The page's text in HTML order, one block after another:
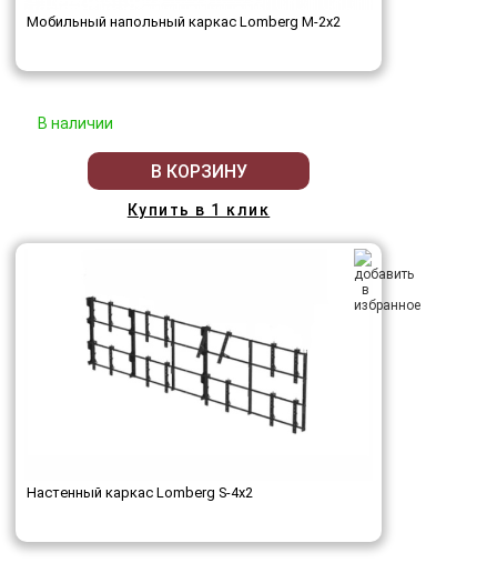
Мобильный напольный каркас Lomberg M-2х2
В наличии
В КОРЗИНУ
Купить в 1 клик
Настенный каркас Lomberg S-4х2